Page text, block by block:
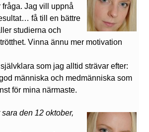
Jag vill uppnå
få till en bättre
studierna och
Vinna ännu mer motivation
som jag alltid strävar efter:
människa och medmänniska som
för mina närmaste.
den 12 oktober,